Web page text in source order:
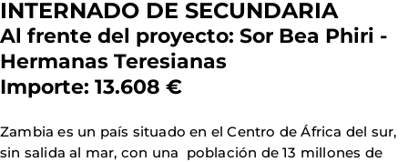
INTERNADO DE SECUNDARIA
Al frente del proyecto: Sor Bea Phiri -
Hermanas Teresianas
Importe: 13.608 €
Zambia es un país situado en el Centro de África del sur,
sin salida al mar, con una población de 13 millones de